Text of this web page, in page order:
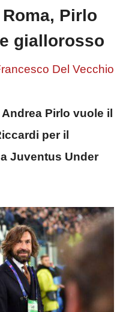
Pirlo
giallorosso
Del Vecchio
Pirlo vuole il
per il
Juventus Under